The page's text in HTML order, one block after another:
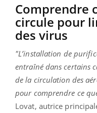
Comprendre
circule pour
des virus
"L’installation de
entraîné dans certains
de la circulation des
pour comprendre ce
Lovat, autrice